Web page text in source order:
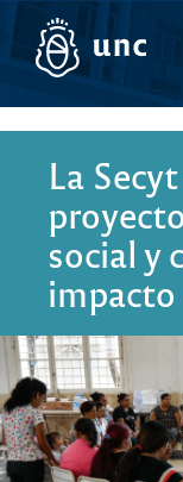
Pasar
contenido
La
social y
impacto